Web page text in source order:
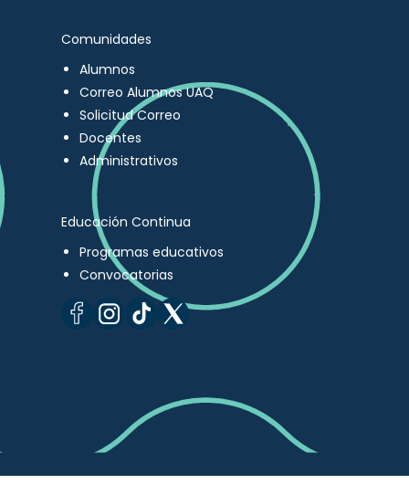
Comunidades
Alumnos
Correo Alumnos UAQ
Solicitud Correo
Docentes
Administrativos
Educación Continua
Programas educativos
Convocatorias